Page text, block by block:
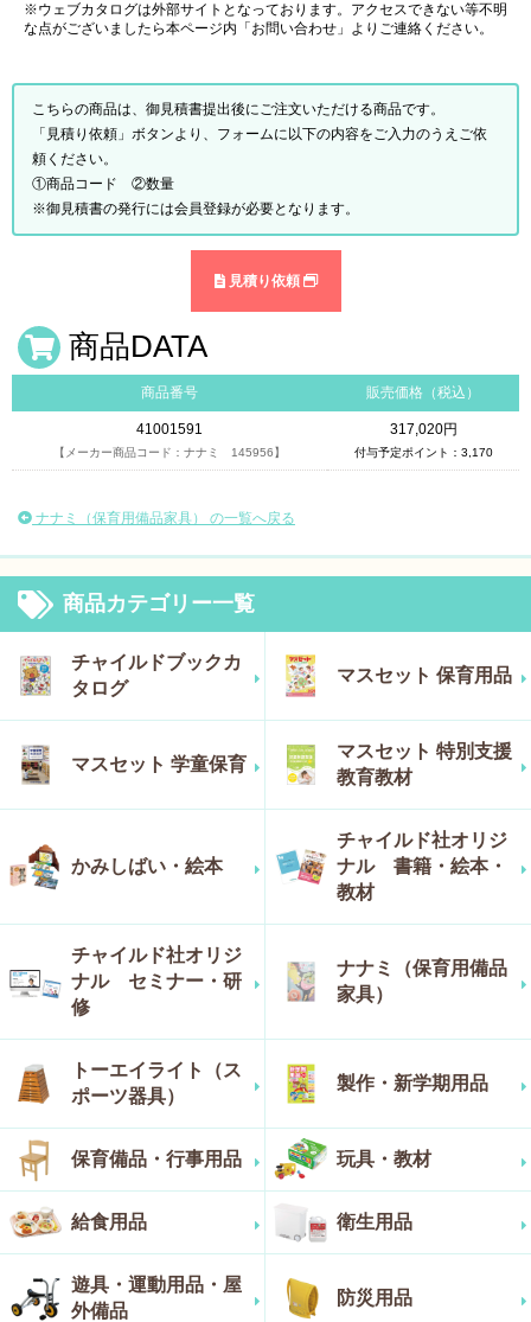
※ウェブカタログは外部サイトとなっております。アクセスできない等不明
な点がございましたら本ページ内「お問い合わせ」よりご連絡ください。
こちらの商品は、御見積書提出後にご注文いただける商品です。
「見積り依頼」ボタンより、フォームに以下の内容をご入力のうえご依
頼ください。
①商品コード ②数量
※御見積書の発行には会員登録が必要となります。
見積り依頼
商品DATA
商品番号 販売価格（税込）
41001591
【メーカー商品コード：ナナミ 145956】
317,020円
付与予定ポイント：3,170
ナナミ（保育用備品家具） の一覧へ戻る
商品カテゴリー一覧
チャイルドブックカ
タログ
マスセット 保育用品
マスセット 学童保育
マスセット 特別支援
教育教材
かみしばい・絵本
チャイルド社オリジ
ナル 書籍・絵本・
教材
チャイルド社オリジ
ナル セミナー・研
修
ナナミ（保育用備品
家具）
トーエイライト（ス
ポーツ器具）
製作・新学期用品
保育備品・行事用品 玩具・教材
給食用品 衛生用品
遊具・運動用品・屋
外備品
防災用品